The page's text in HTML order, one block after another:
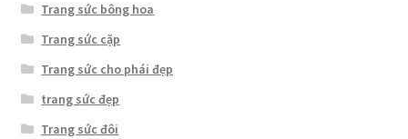
Trang sức bông hoa
Trang sức cặp
Trang sức cho phái đẹp
trang sức đẹp
Trang sức đôi